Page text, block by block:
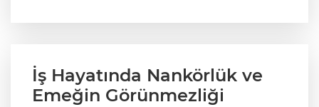
İş Hayatında Nankörlük ve
Emeğin Görünmezliği